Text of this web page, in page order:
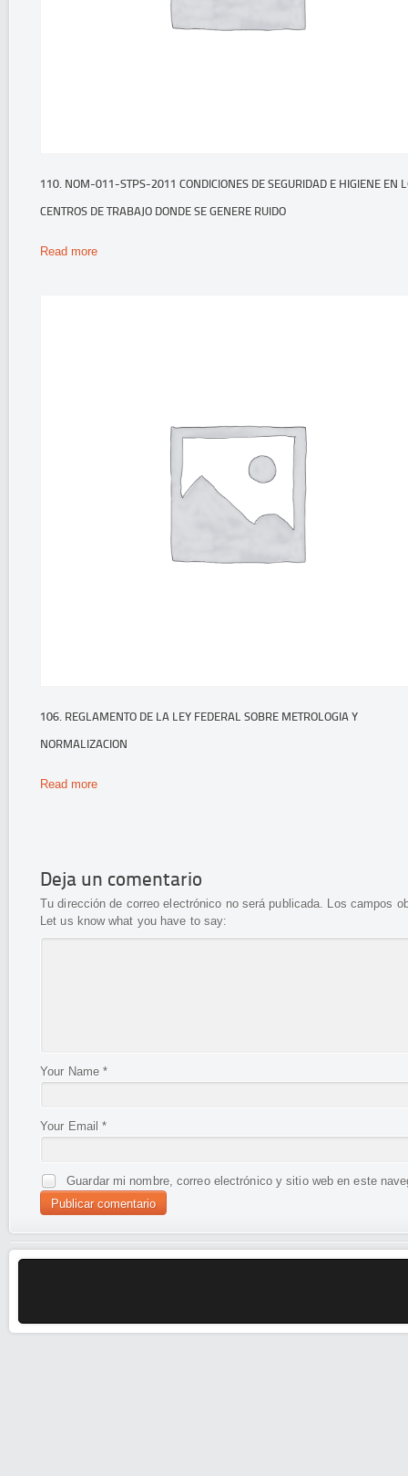
110. NOM-011-STPS-2011 CONDICIONES DE SEGURIDAD E HIGIENE EN
CENTROS DE TRABAJO DONDE SE GENERE RUIDO
Read more
106. REGLAMENTO DE LA LEY FEDERAL SOBRE METROLOGIA Y
NORMALIZACION
Read more
Deja un comentario
Tu dirección de correo electrónico no será publicada. Los campos
Let us know what you have to say:
Your Name *
Your Email *
Guardar mi nombre, correo electrónico y sitio web en este